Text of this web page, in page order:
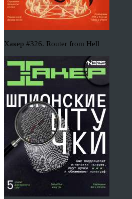
Хакер #326. Router from Hell